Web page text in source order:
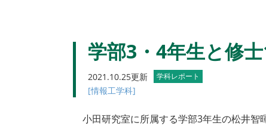
学部3・4年生と修
2021.10.25更新 学科レポート
[情報工学科]
小田研究室に所属する学部3年生の松井智